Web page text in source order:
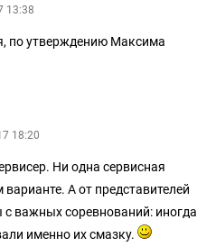
13:38
по утверждению Максима
18:20
Ни одна сервисная
А от представителей
с важных соревнований: иногда
именно их смазку.